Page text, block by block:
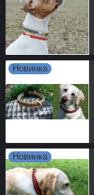
Новинка
Новинка